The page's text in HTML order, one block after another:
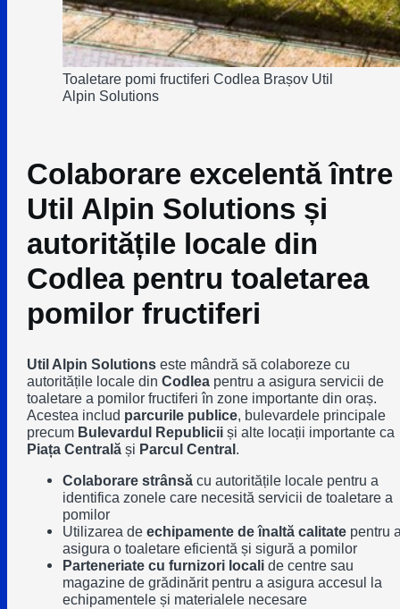
Toaletare pomi fructiferi Codlea Brașov Util
Alpin Solutions
Colaborare excelentă între
Util Alpin Solutions și
autoritățile locale din
Codlea pentru toaletarea
pomilor fructiferi
Util Alpin Solutionseste mândră să colaboreze cu
autoritățile locale din Codleapentru a asigura servicii de
toaletare a pomilor fructiferi în zone importante din oraș.
Acestea includ parcurile publice, bulevardele principale
precum Bulevardul Republiciiși alte locații importante ca
Piața Centralăși Parcul Central.
Colaborare strânsăcu autoritățile locale pentru a
identifica zonele care necesită servicii de toaletare a
pomilor
Utilizarea de echipamente de înaltă calitatepentru
asigura o toaletare eficientă și sigură a pomilor
Parteneriate cu furnizori localide centre sau
magazine de grădinărit pentru a asigura accesul la
echipamentele și materialele necesare